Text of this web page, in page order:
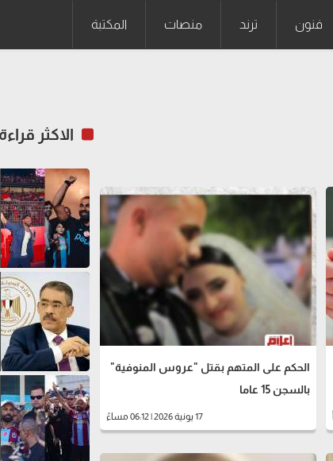
فنون ترند منصات المكتبة
الحكم على المتهم بقتل "عروس المنوفية"
بالسجن 15 عاما
17 يونية 2026 | 06:12 مساءً
الاكثر قراءة